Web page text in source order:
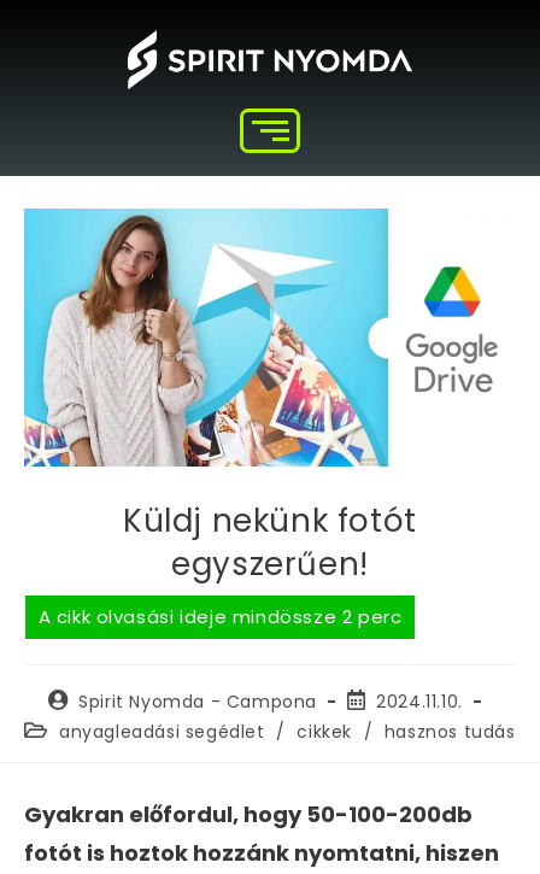
Küldj nekünk fotót
egyszerűen!
Spirit Nyomda - Campona
2024.11.10.
anyagleadási segédlet / cikkek / hasznos tudás
Gyakran előfordul, hogy 50-100-200db
fotót is hoztok hozzánk nyomtatni, hiszen